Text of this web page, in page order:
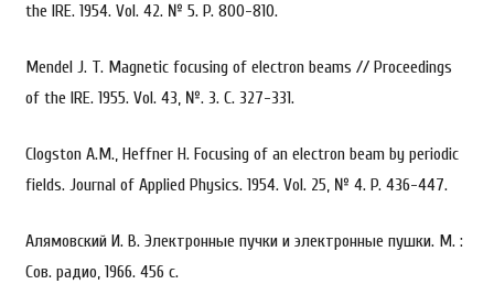
the IRE. 1954. Vol. 42. № 5. P. 800-810.
Mendel J. T. Magnetic focusing of electron beams // Proceedings
of the IRE. 1955. Vol. 43, №. 3. С. 327-331.
Clogston A.M., Heffner H. Focusing of an electron beam by periodic
fields. Journal of Applied Physics. 1954. Vol. 25, № 4. P. 436-447.
Алямовский И. В. Электронные пучки и электронные пушки. М. :
Сов. радио, 1966. 456 с.